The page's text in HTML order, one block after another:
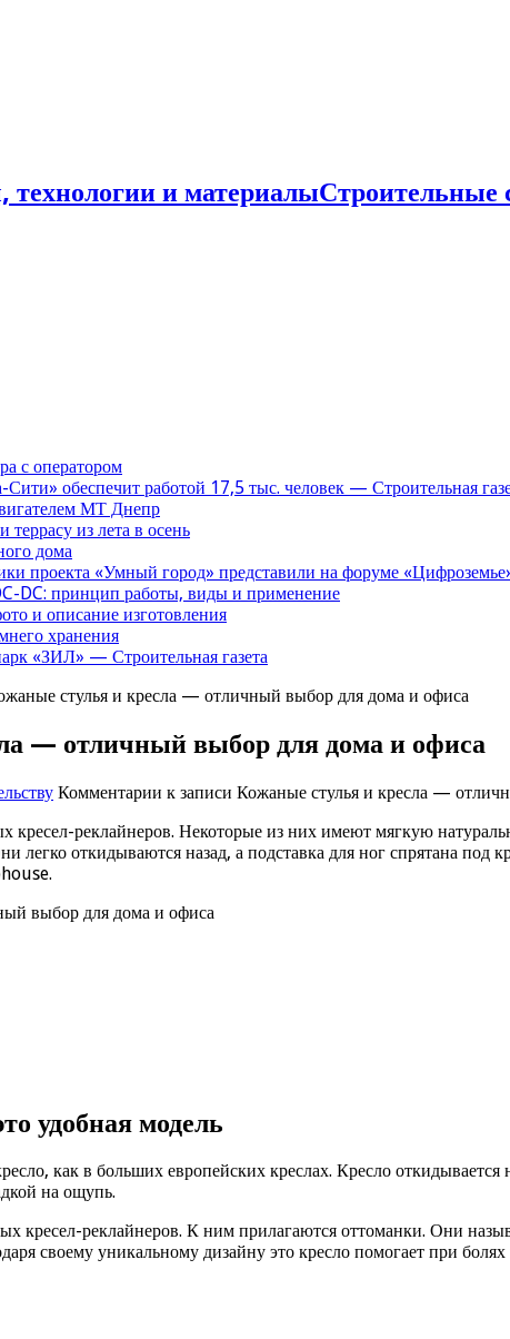
Строительные
с оператором
обеспечит работой 17,5 тыс. человек — Строительная
МТ Днепр
из лета в осень
дома
проекта «Умный город» представили на форуме
DC: принцип работы, виды и применение
и описание изготовления
хранения
«ЗИЛ» — Строительная газета
стулья и кресла — отличный выбор для дома и офиса
— отличный выбор для дома и офиса
Комментарии к записи Кожаные стулья и кресла —
кресел-реклайнеров. Некоторые из них имеют мягкую
легко откидываются назад, а подставка для ног спрятана
удобная модель
как в больших европейских креслах. Кресло
на ощупь.
кресел-реклайнеров. К ним прилагаются оттоманки. Они
своему уникальному дизайну это кресло помогает при